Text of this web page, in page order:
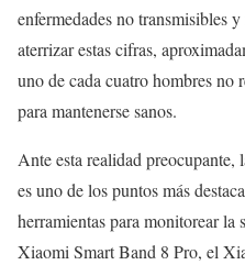
enfermedades no transmisibles
aterrizar estas cifras,
uno de cada cuatro hombres
para mantenerse sanos.
Ante esta realidad
es uno de los puntos más
herramientas para monitorear
Xiaomi Smart Band 8 Pro, el